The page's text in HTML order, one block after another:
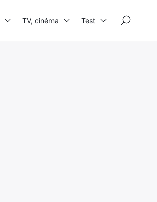
TV, cinéma Test